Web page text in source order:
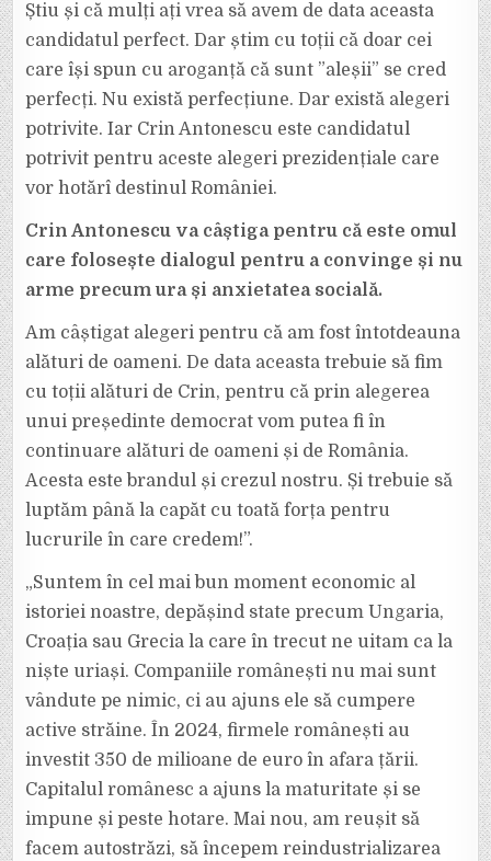
Știu și că mulți ați vrea să avem de data aceasta
candidatul perfect. Dar știm cu toții că doar cei
care își spun cu aroganță că sunt ”aleșii” se cred
perfecți. Nu există perfecțiune. Dar există alegeri
potrivite. Iar Crin Antonescu este candidatul
potrivit pentru aceste alegeri prezidențiale care
vor hotărî destinul României.
Crin Antonescu va câștiga pentru că este omul
care folosește dialogul pentru a convinge și nu
arme precum ura și anxietatea socială.
Am câștigat alegeri pentru că am fost întotdeauna
alături de oameni. De data aceasta trebuie să fim
cu toții alături de Crin, pentru că prin alegerea
unui președinte democrat vom putea fi în
continuare alături de oameni și de România.
Acesta este brandul și crezul nostru. Și trebuie să
luptăm până la capăt cu toată forța pentru
lucrurile în care credem!”.
„Suntem în cel mai bun moment economic al
istoriei noastre, depășind state precum Ungaria,
Croația sau Grecia la care în trecut ne uitam ca la
niște uriași. Companiile românești nu mai sunt
vândute pe nimic, ci au ajuns ele să cumpere
active străine. În 2024, firmele românești au
investit 350 de milioane de euro în afara țării.
Capitalul românesc a ajuns la maturitate și se
impune și peste hotare. Mai nou, am reușit să
facem autostrăzi, să începem reindustrializarea